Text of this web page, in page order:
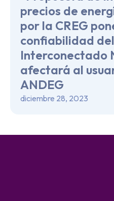
precios de
por la CREG
confiabilidad
Interconectado
afectará al
ANDEG
diciembre 28, 2023